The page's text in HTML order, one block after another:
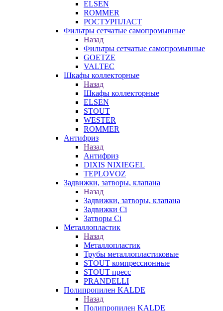
ELSEN
ROMMER
РОСТУРПЛАСТ
Фильтры сетчатые самопромывные
Назад
Фильтры сетчатые самопромывные
GOETZE
VALTEC
Шкафы коллекторные
Назад
Шкафы коллекторные
ELSEN
STOUT
WESTER
ROMMER
Антифриз
Назад
Антифриз
DIXIS NIXIEGEL
TEPLOVOZ
Задвижки, затворы, клапана
Назад
Задвижки, затворы, клапана
Задвижки Ci
Затворы Ci
Металлопластик
Назад
Металлопластик
Трубы металлопластиковые
STOUT компрессионные
STOUT пресс
PRANDELLI
Полипропилен KALDE
Назад
Полипропилен KALDE